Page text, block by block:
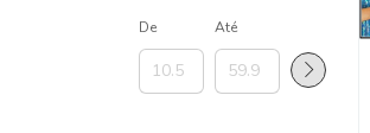
De Até